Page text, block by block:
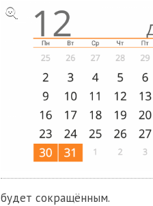
будет сокращённым.